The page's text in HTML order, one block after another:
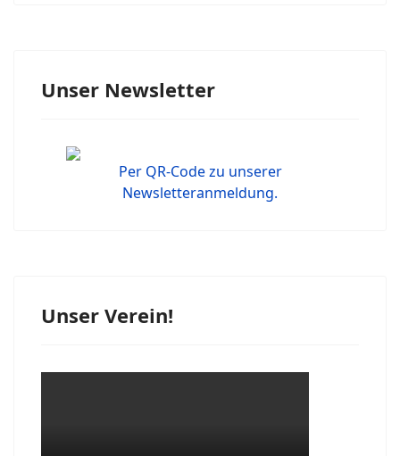
Unser Newsletter
Per QR-Code zu unserer
Newsletteranmeldung.
Unser Verein!